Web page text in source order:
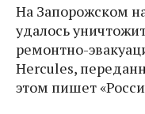
На Запорожском
удалось
ремонтно-
Hercules,
этом пишет